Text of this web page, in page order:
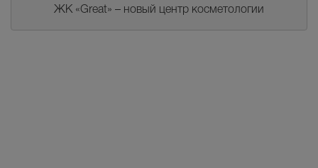
ЖК «Great» – новый центр косметологии